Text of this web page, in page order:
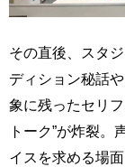
その直後、スタ
ディション秘話
象に残ったセリ
トーク”が炸裂
イスを求める場面